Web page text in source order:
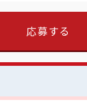
り働く環境が整っていま
ロッカーあり！ 安心し
応募する